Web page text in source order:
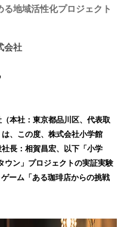
地域活性化プロジェクト
会社
本社：東京都品川区、代表取
、この度、株式会社小学館
社長：相賀昌宏、以下「小学
ウン」プロジェクトの実証実験
ーム「ある珈琲店からの挑戦